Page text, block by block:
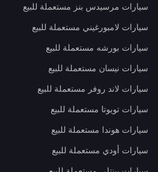
سيارات مرسيدس بنز مستعملة للبيع
سيارات لامبورغيني مستعملة للبيع
سيارات بورشه مستعملة للبيع
سيارات نيسان مستعملة للبيع
سيارات لاند روفر مستعملة للبيع
سيارات تويوتا مستعملة للبيع
سيارات هوندا مستعملة للبيع
سيارات أودي مستعملة للبيع